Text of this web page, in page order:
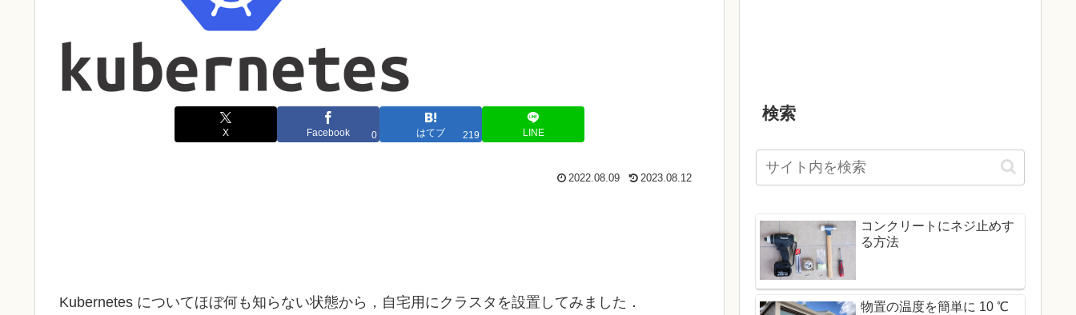
X Facebook 0 はてブ 219 LINE
2022.08.09 2023.08.12
Kubernetes についてほぼ何も知らない状態から，自宅用にクラスタを設置してみました．
検索
コンクリートにネジ止めす
る方法
物置の温度を簡単に 10 ℃